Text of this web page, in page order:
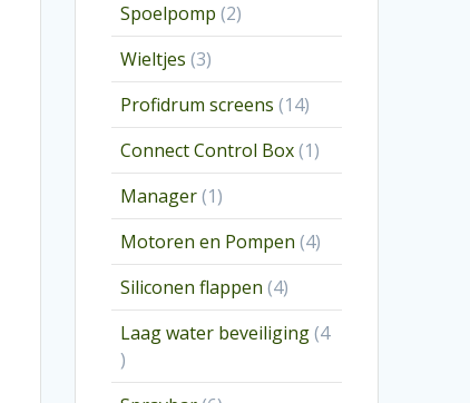
Spoelpomp 22
producten
Wieltjes 33
producten
Profidrum screens 1414
producten
Connect Control Box 11
product
Manager 11
product
Motoren en Pompen 44
producten
Siliconen flappen 44
producten
Laag water beveiliging 4
4
producten